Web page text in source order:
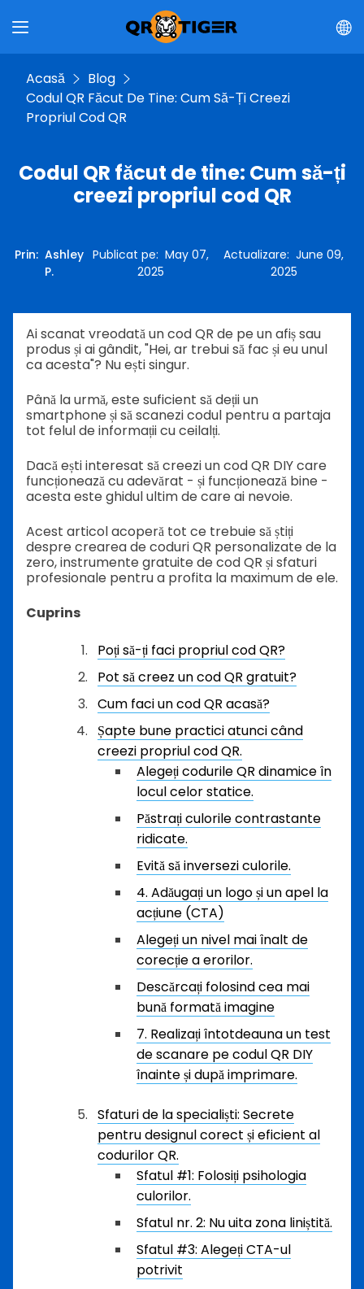
Acasă
Blog
Codul QR Făcut De Tine: Cum Să-Ți Creezi
Propriul Cod QR
Codul QR făcut de tine: Cum să-ți
creezi propriul cod QR
Prin:Ashley
P.
Publicat pe:May 07,
2025
Actualizare:June 09,
2025
Ai scanat vreodată un cod QR de pe un afiș sau
produs și ai gândit, "Hei, ar trebui să fac și eu unul
ca acesta"? Nu ești singur.
Până la urmă, este suficient să deții un
smartphone și să scanezi codul pentru a partaja
tot felul de informații cu ceilalți.
Dacă ești interesat să creezi un cod QR DIY care
funcționează cu adevărat - și funcționează bine -
acesta este ghidul ultim de care ai nevoie.
Acest articol acoperă tot ce trebuie să știți
despre crearea de coduri QR personalizate de la
zero, instrumente gratuite de cod QR și sfaturi
profesionale pentru a profita la maximum de ele.
Cuprins
Poți să-ți faci propriul cod QR?
Pot să creez un cod QR gratuit?
Cum faci un cod QR acasă?
Șapte bune practici atunci când
creezi propriul cod QR.
Alegeți codurile QR dinamice în
locul celor statice.
Păstrați culorile contrastante
ridicate.
Evită să inversezi culorile.
4. Adăugați un logo și un apel la
acțiune (CTA)
Alegeți un nivel mai înalt de
corecție a erorilor.
Descărcați folosind cea mai
bună formată imagine
7. Realizați întotdeauna un test
de scanare pe codul QR DIY
înainte și după imprimare.
Sfaturi de la specialiști: Secrete
pentru designul corect și eficient al
codurilor QR.
Sfatul #1: Folosiți psihologia
culorilor.
Sfatul nr. 2: Nu uita zona liniștită.
Sfatul #3: Alegeți CTA-ul
potrivit